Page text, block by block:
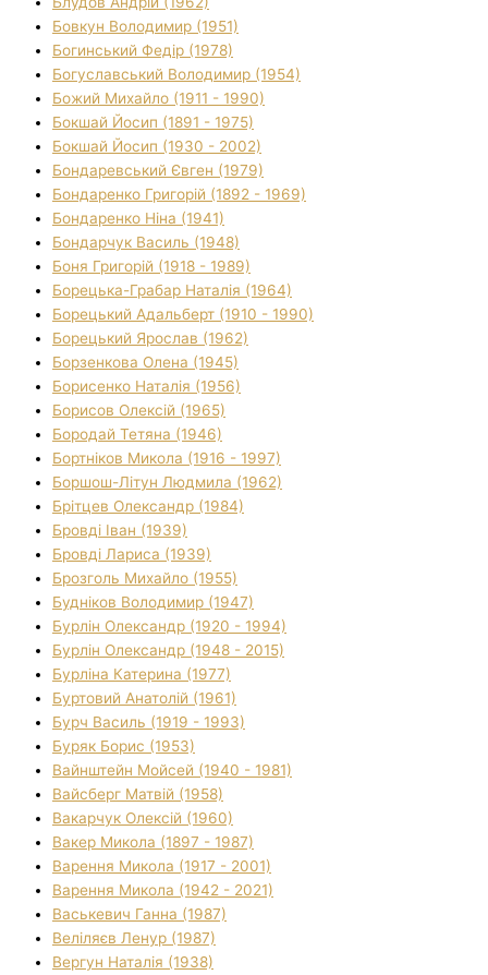
Бовкун Володимир (1951)
Богинський Федір (1978)
Богуславський Володимир (1954)
Божий Михайло (1911 - 1990)
Бокшай Йосип (1891 - 1975)
Бокшай Йосип (1930 - 2002)
Бондаревський Євген (1979)
Бондаренко Григорій (1892 - 1969)
Бондаренко Ніна (1941)
Бондарчук Василь (1948)
Боня Григорій (1918 - 1989)
Борецька-Грабар Наталія (1964)
Борецький Адальберт (1910 - 1990)
Борецький Ярослав (1962)
Борзенкова Олена (1945)
Борисенко Наталія (1956)
Борисов Олексій (1965)
Бородай Тетяна (1946)
Бортніков Микола (1916 - 1997)
Боршош-Літун Людмила (1962)
Брітцев Олександр (1984)
Бровді Іван (1939)
Бровді Лариса (1939)
Брозголь Михайло (1955)
Будніков Володимир (1947)
Бурлін Олександр (1920 - 1994)
Бурлін Олександр (1948 - 2015)
Бурліна Катерина (1977)
Буртовий Анатолій (1961)
Бурч Василь (1919 - 1993)
Буряк Борис (1953)
Вайнштейн Мойсей (1940 - 1981)
Вайсберг Матвій (1958)
Вакарчук Олексій (1960)
Вакер Микола (1897 - 1987)
Варення Микола (1917 - 2001)
Варення Микола (1942 - 2021)
Васькевич Ганна (1987)
Веліляєв Ленур (1987)
Вергун Наталія (1938)